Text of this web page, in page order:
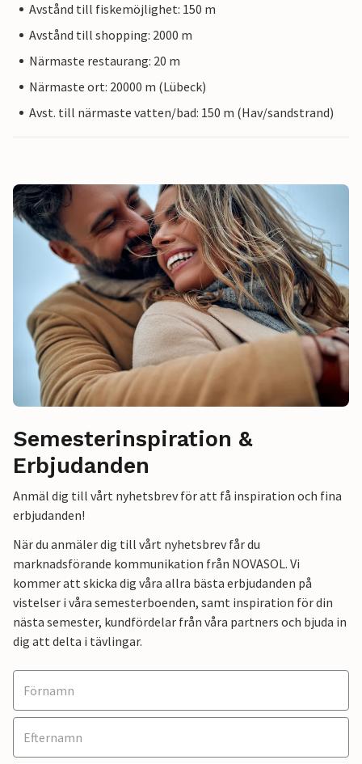
Avstånd till fiskemöjlighet: 150 m
Avstånd till shopping: 2000 m
Närmaste restaurang: 20 m
Närmaste ort: 20000 m (Lübeck)
Avst. till närmaste vatten/bad: 150 m (Hav/sandstrand)
Semesterinspiration &
Erbjudanden
Anmäl dig till vårt nyhetsbrev för att få inspiration och fina
erbjudanden!
När du anmäler dig till vårt nyhetsbrev får du
marknadsförande kommunikation från NOVASOL. Vi
kommer att skicka dig våra allra bästa erbjudanden på
vistelser i våra semesterboenden, samt inspiration för din
nästa semester, kundfördelar från våra partners och bjuda in
dig att delta i tävlingar.